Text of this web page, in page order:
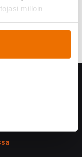
milloin